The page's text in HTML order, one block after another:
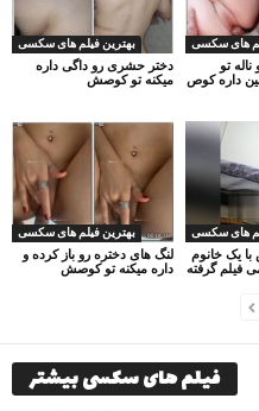
بهترین فیلم های سکسی
دختر حشری رو داگی داره
میکنه تو کوصش
های سکسی
تو
داره کوص
بهترین فیلم های سکسی
لنگ های دختره رو باز کرده و
داره میکنه تو کوصش
های سکسی
یک خانوم
فیلم گرفته
فیلم های سکسی بیشتر